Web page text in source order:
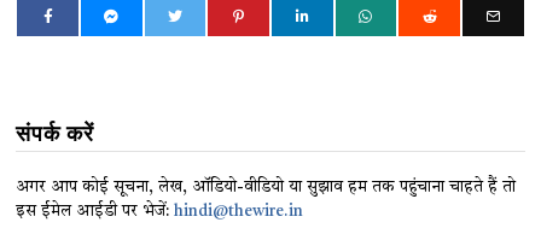
संपर्क करें
अगर आप कोई सूचना, लेख, ऑडियो-वीडियो या सुझाव हम तक पहुंचाना चाहते हैं तो
इस ईमेल आईडी पर भेजें:hindi@thewire.in